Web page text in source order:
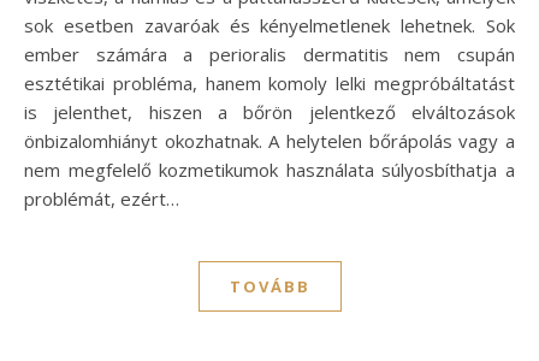
sok esetben zavaróak és kényelmetlenek lehetnek. Sok
ember számára a perioralis dermatitis nem csupán
esztétikai probléma, hanem komoly lelki megpróbáltatást
is jelenthet, hiszen a bőrön jelentkező elváltozások
önbizalomhiányt okozhatnak. A helytelen bőrápolás vagy a
nem megfelelő kozmetikumok használata súlyosbíthatja a
problémát, ezért…
TOVÁBB